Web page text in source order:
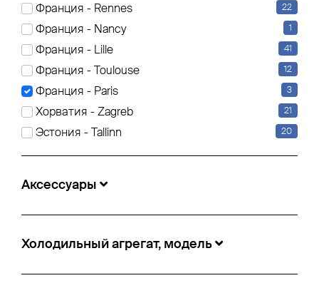
Франция - Rennes 22
Франция - Nancy 1
Франция - Lille 41
Франция - Toulouse 12
Франция - Paris 3
Хорватия - Zagreb 21
Эстония - Tallinn 20
Аксессуары
Холодильный агрегат, модель
Schmitz Cargobull - Cамосвал полукруглый
стальной кузов самосвал
24 500 €
№ информации:5498850
Местонахождение:
Год выпуска:2020
Произв. осей:Schmitz Cargobull